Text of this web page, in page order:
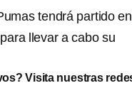
tendrá partido
llevar a cabo su
Visita nuestras